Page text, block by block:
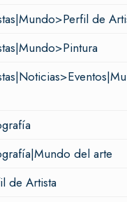
de
del arte
de Artista